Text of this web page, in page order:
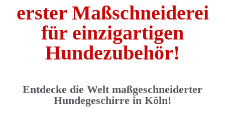
erster Maßschneiderei
für einzigartigen
Hundezubehör!
Entdecke die Welt maßgeschneiderter
Hundegeschirre in Köln!